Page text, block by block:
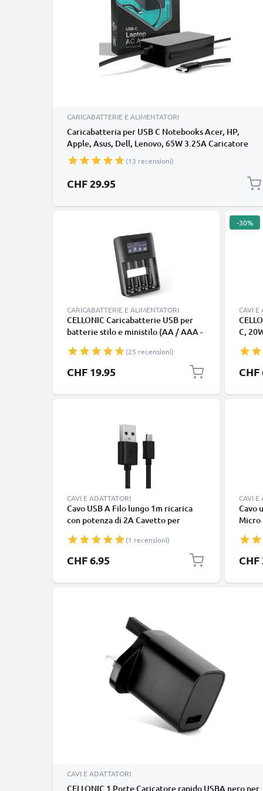
CARICABATTERIE E ALIMENTATORI
Caricabatteria per USB C Notebooks Acer, HP,
Apple, Asus, Dell, Lenovo, 65W 3.25A Caricatore
2.9m con spina europea(13 recensioni)
CHF 29.95
CARICABATTERIE E ALIMENTATORI
CELLONIC Caricabatterie USB per
batterie stilo e ministilo (AA / AAA -
Caricatore USB intelligente per
ricaricare fino a 4 pile
(25 recensioni)
CHF 19.95
-30%
CAVI E
C,
(USB
da
CHF
CAVI E ADATTATORI
Cavo USB A Filo lungo 1m ricarica
con potenza di 2A Cavetto per
e documenti, 480 MBit/s - USB 2.0
prodotto in resistente e piacevole
PVC nero
(1 recensioni)
CHF 6.95
CAVI E
Cavo
Micro
dati
CHF
CAVI E ADATTATORI
CELLONIC 1 Porte Caricatore rapido USBA nero per